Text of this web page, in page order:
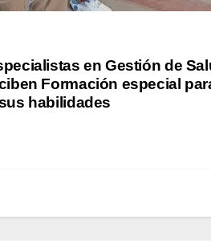
en Gestión de
Formación especial
habilidades